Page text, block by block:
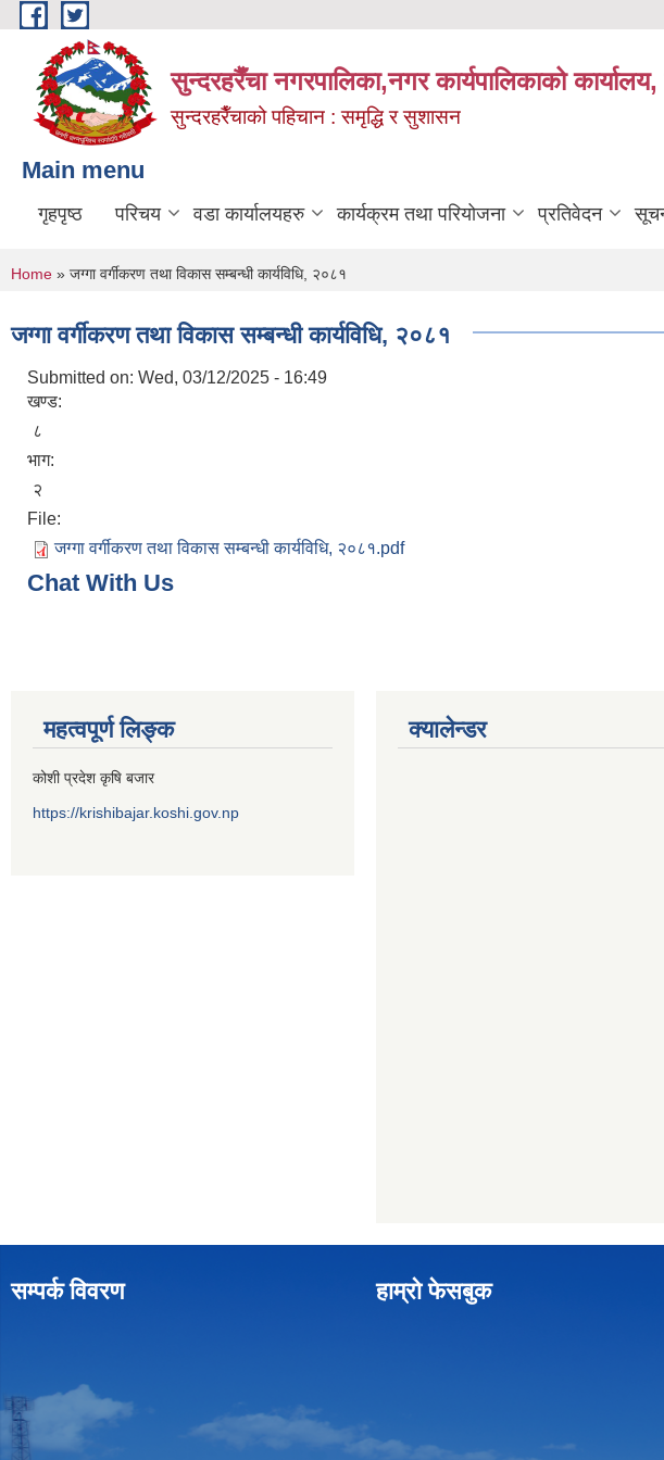
Skip to main content
सुन्दरहरैँचा नगरपालिका,नगर कार्यपालिकाको
सुन्दरहरैँचाको पहिचान : समृद्धि र सुशासन
Main menu
गृहपृष्ठ परिचय वडा कार्यालयहरु कार्यक्रम तथा परियोजना प्रतिवेदन
You are here
Home » जग्गा वर्गीकरण तथा विकास सम्बन्धी कार्यविधि, २०८१
जग्गा वर्गीकरण तथा विकास सम्बन्धी कार्यविधि, २०८१
Submitted on: Wed, 03/12/2025 - 16:49
खण्ड:
८
भाग:
२
File:
जग्गा वर्गीकरण तथा विकास सम्बन्धी कार्यविधि, २०८१.pdf
Chat With Us
महत्वपूर्ण लिङ्क
कोशी प्रदेश कृषि बजार
https://krishibajar.koshi.gov.np
क्यालेन्डर
सम्पर्क विवरण हाम्रो फेसबुक